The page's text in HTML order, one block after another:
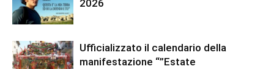
2026
Ufficializzato il calendario della
manifestazione “”Estate